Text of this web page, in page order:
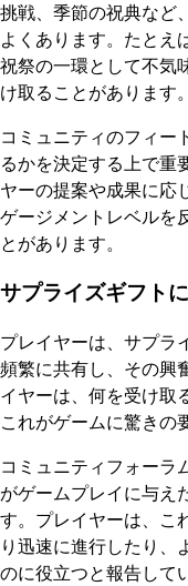
挑戦、季節の祝典など
よくあります。たとえ
祝祭の一環として不気
け取ることがあります。
コミュニティのフィー
るかを決定する上で重
ヤーの提案や成果に応
ゲージメントレベルを
とがあります。
サプライズギフト
プレイヤーは、サプラ
頻繁に共有し、その興
イヤーは、何を受け取
これがゲームに驚きの
コミュニティフォーラ
がゲームプレイに与え
す。プレイヤーは、こ
り迅速に進行したり、
のに役立つと報告して